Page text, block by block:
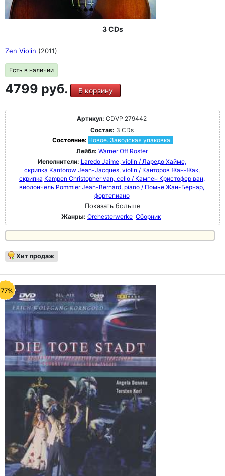
3 CDs
Zen Violin (2011)
Есть в наличии
4799 руб. В корзину
Артикул: CDVP 279442
Состав: 3 CDs
Состояние: Новое. Заводская упаковка.
Лейбл: Warner Off Roster
Исполнители: Laredo Jaime, violin / Ларедо Хайме,
скрипка Kantorow Jean-Jacques, violin / Канторов Жан-Жак,
скрипка Kampen Christopher van, cello / Кампен Кристофер ван,
виолончель Pommier Jean-Bernard, piano / Помье Жан-Бернар,
фортепиано
Показать больше
Жанры: Orchesterwerke Сборник
Хит продаж